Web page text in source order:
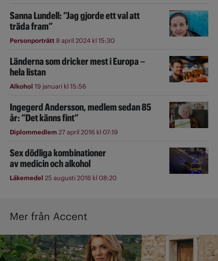
Sanna Lundell: ”Jag gjorde ett val att
träda fram”
Personporträtt8 april 2024 kl 15:30
Länderna som dricker mest i Europa –
hela listan
Alkohol 19 januari kl 15:56
Ingegerd Andersson, medlem sedan 85
år: ”Det känns fint”
Diplommedlem27 april 2016 kl 07:19
Sex dödliga kombinationer
av medicin och alkohol
Läkemedel 25 augusti 2016 kl 08:20
Mer från Accent